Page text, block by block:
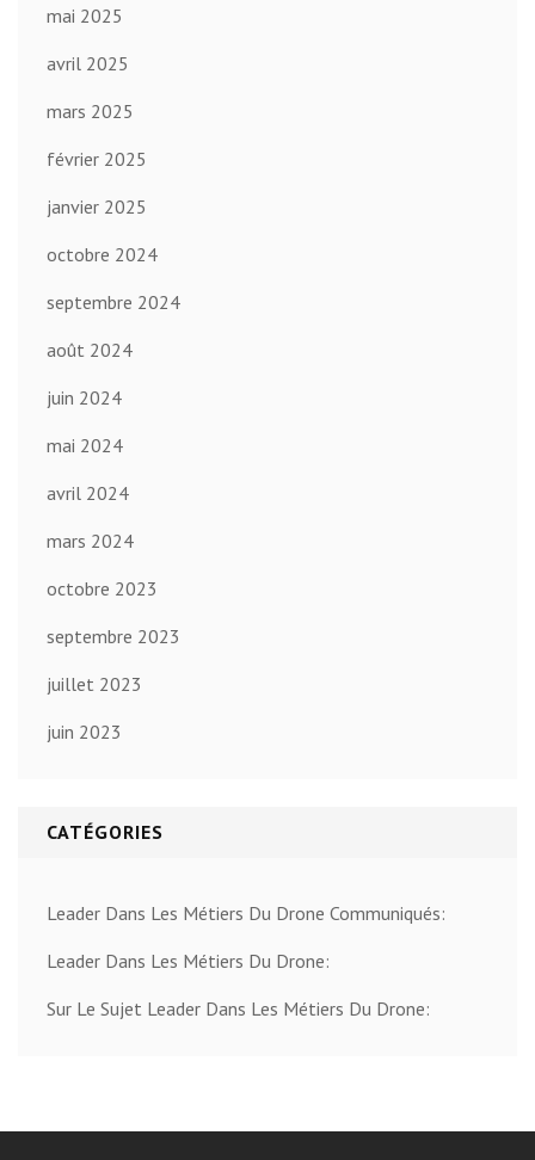
mai 2025
avril 2025
mars 2025
février 2025
janvier 2025
octobre 2024
septembre 2024
août 2024
juin 2024
mai 2024
avril 2024
mars 2024
octobre 2023
septembre 2023
juillet 2023
juin 2023
CATÉGORIES
Leader Dans Les Métiers Du Drone Communiqués:
Leader Dans Les Métiers Du Drone:
Sur Le Sujet Leader Dans Les Métiers Du Drone: